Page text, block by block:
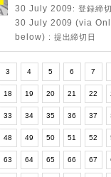
30 July 2009 : 登録締
30 July 2009 (via
below) : 提出締切日
3 4 5 6 7
18 19 20 21 22
33 34 35 36 37
48 49 50 51 52
63 64 65 66 67